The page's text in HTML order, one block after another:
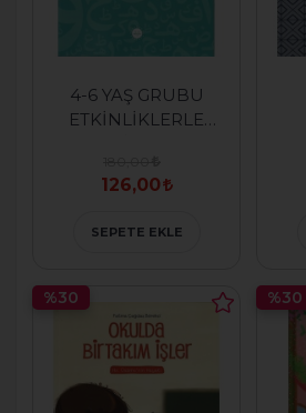
4-6 YAŞ GRUBU
ETKİNLİKLERLE
126,00
SEPETE EKLE
%30 %30